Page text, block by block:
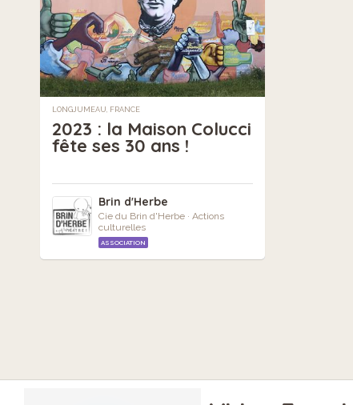
LONGJUMEAU, FRANCE
2023 : la Maison Colucci
fête ses 30 ans !
Brin d'Herbe
Cie du Brin d'Herbe · Actions
culturelles
ASSOCIATION